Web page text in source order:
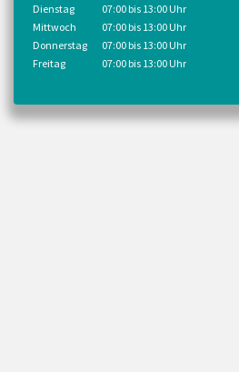
Dienstag
07:00 bis 13:00 Uhr
Mittwoch
07:00 bis 13:00 Uhr
Donnerstag
07:00 bis 13:00 Uhr
Freitag
07:00 bis 13:00 Uhr